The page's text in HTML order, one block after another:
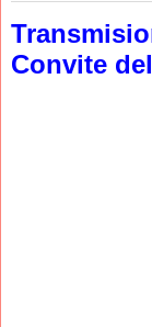
Convite